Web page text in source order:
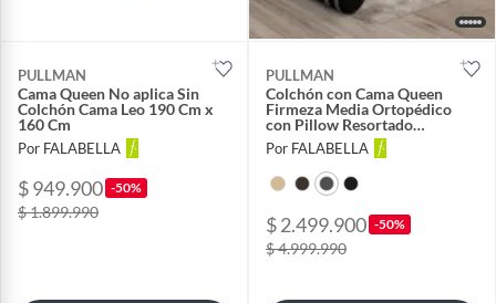
PULLMAN
Cama Queen No aplica Sin
Colchón Cama Leo 190 Cm x
160 Cm
Por FALABELLA
$ 949.900 -50%
$ 1.899.990
PULLMAN
Colchón con Cama Queen
Firmeza Media Ortopédico
con Pillow Resortado
Orthopack Euro 160 x 190 cm
+ 2 Almohada
Por FALABELLA
$ 2.499.900 -50%
$ 4.999.990